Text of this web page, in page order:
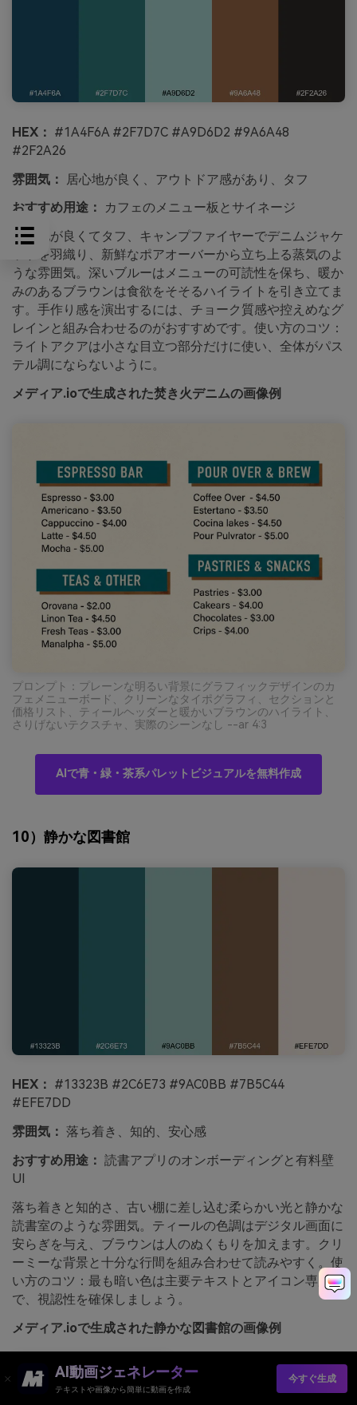
HEX： #1A4F6A #2F7D7C #A9D6D2 #9A6A48
#2F2A26
雰囲気：
居心地が良く、アウトドア感があり、タフ
おすすめ用途：
カフェのメニュー板とサイネージ
居心地が良くてタフ、キャンプファイヤーでデニムジャケ
ットを羽織り、新鮮なポアオーバーから立ち上る蒸気のよ
うな雰囲気。深いブルーはメニューの可読性を保ち、暖か
みのあるブラウンは食欲をそそるハイライトを引き立てま
す。手作り感を演出するには、チョーク質感や控えめなグ
レインと組み合わせるのがおすすめです。使い方のコツ：
ライトアクアは小さな目立つ部分だけに使い、全体がパス
テル調にならないように。
メディア.ioで生成された焚き火デニムの画像例
プロンプト：プレーンな明るい背景にグラフィックデザインのカ
フェメニューボード、クリーンなタイポグラフィ、セクションと
価格リスト、ティールヘッダーと暖かいブラウンのハイライト、
さりげないテクスチャ、実際のシーンなし --ar 4:3
AIで青・緑・茶系パレットビジュアルを無料作成
10）静かな図書館
HEX： #13323B #2C6E73 #9AC0BB #7B5C44
#EFE7DD
雰囲気： 落ち着き、知的、安心感
おすすめ用途： 読書アプリのオンボーディングと有料壁
UI
落ち着きと知的さ、古い棚に差し込む柔らかい光と静かな
読書室のような雰囲気。ティールの色調はデジタル画面に
安らぎを与え、ブラウンは人のぬくもりを加えます。クリ
ーミーな背景と十分な行間を組み合わせて読みやすく。使
い方のコツ：最も暗い色は主要テキストとアイコン専用
で、視認性を確保しましょう。
メディア.ioで生成された静かな図書館の画像例
AI動画ジェネレーター
テキストや画像から簡単に動画を作成
今すぐ生成